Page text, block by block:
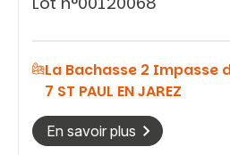
La Bachasse 2 Impasse
7 ST PAUL EN JAREZ
En savoir plus